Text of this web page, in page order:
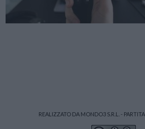
REALIZZATO DA MONDO3 S.R.L. -